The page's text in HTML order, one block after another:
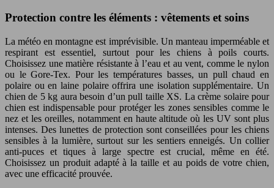
Protection contre les éléments : vêtements et soins
La météo en montagne est imprévisible. Un manteau imperméable et
respirant est essentiel, surtout pour les chiens à poils courts.
Choisissez une matière résistante à l’eau et au vent, comme le nylon
ou le Gore-Tex. Pour les températures basses, un pull chaud en
polaire ou en laine polaire offrira une isolation supplémentaire. Un
chien de 5 kg aura besoin d’un pull taille XS. La crème solaire pour
chien est indispensable pour protéger les zones sensibles comme le
nez et les oreilles, notamment en haute altitude où les UV sont plus
intenses. Des lunettes de protection sont conseillées pour les chiens
sensibles à la lumière, surtout sur les sentiers enneigés. Un collier
anti-puces et tiques à large spectre est crucial, même en été.
Choisissez un produit adapté à la taille et au poids de votre chien,
avec une efficacité prouvée.